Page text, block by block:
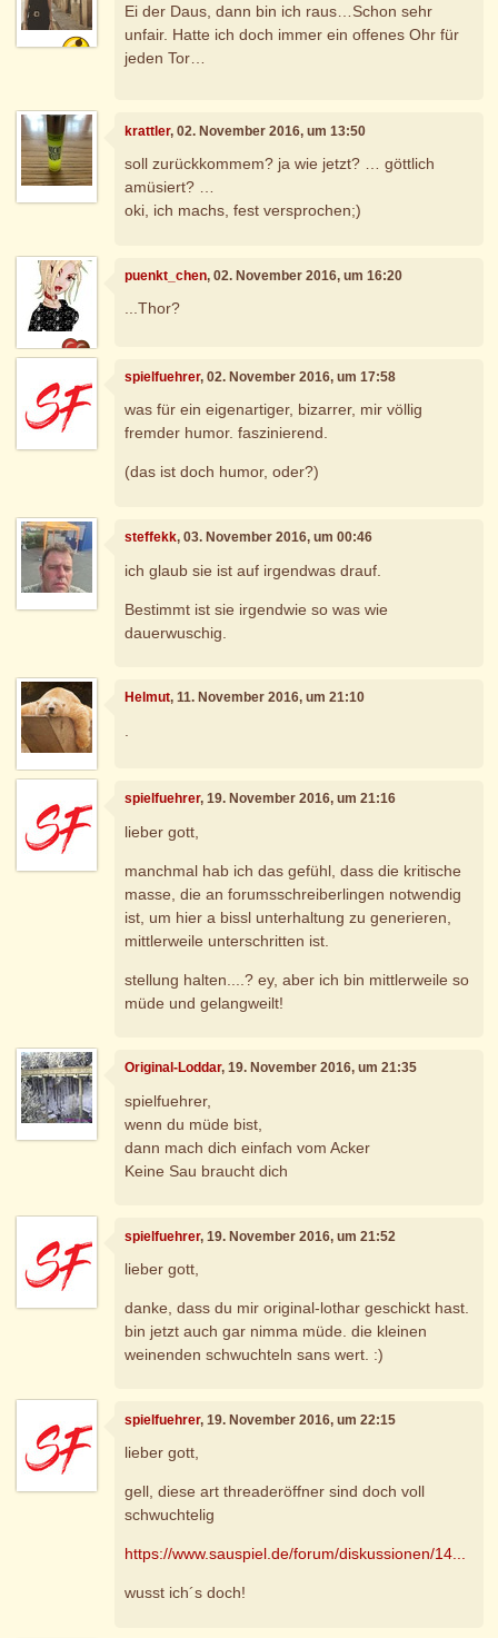
Ei der Daus, dann bin ich raus…Schon sehr
unfair. Hatte ich doch immer ein offenes Ohr für
jeden Tor…
krattler, 02. November 2016, um 13:50
soll zurückkommem? ja wie jetzt? … göttlich
amüsiert? …
oki, ich machs, fest versprochen;)
puenkt_chen, 02. November 2016, um 16:20
...Thor?
spielfuehrer, 02. November 2016, um 17:58
was für ein eigenartiger, bizarrer, mir völlig
fremder humor. faszinierend.
(das ist doch humor, oder?)
steffekk, 03. November 2016, um 00:46
ich glaub sie ist auf irgendwas drauf.
Bestimmt ist sie irgendwie so was wie
dauerwuschig.
Helmut, 11. November 2016, um 21:10
spielfuehrer, 19. November 2016, um 21:16
lieber gott,
manchmal hab ich das gefühl, dass die kritische
masse, die an forumsschreiberlingen notwendig
ist, um hier a bissl unterhaltung zu generieren,
mittlerweile unterschritten ist.
stellung halten....? ey, aber ich bin mittlerweile so
müde und gelangweilt!
Original-Loddar, 19. November 2016, um 21:35
spielfuehrer,
wenn du müde bist,
dann mach dich einfach vom Acker
Keine Sau braucht dich
spielfuehrer, 19. November 2016, um 21:52
lieber gott,
danke, dass du mir original-lothar geschickt hast.
bin jetzt auch gar nimma müde. die kleinen
weinenden schwuchteln sans wert. :)
spielfuehrer, 19. November 2016, um 22:15
lieber gott,
gell, diese art threaderöffner sind doch voll
schwuchtelig
https://www.sauspiel.de/forum/diskussionen/14...
wusst ich´s doch!